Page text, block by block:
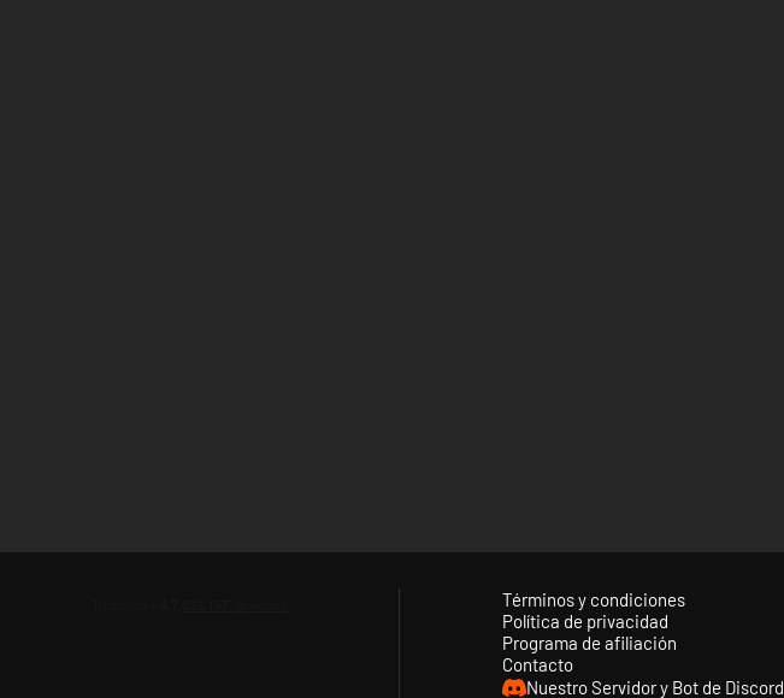
Términos y condiciones
Política de privacidad
Programa de afiliación
Contacto
Nuestro Servidor y Bot de Discord